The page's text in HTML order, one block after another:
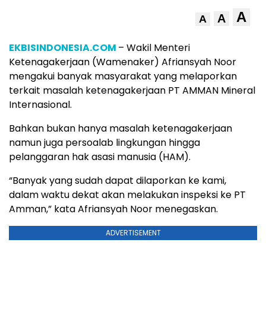
A A A
EKBISINDONESIA.COM – Wakil Menteri
Ketenagakerjaan (Wamenaker) Afriansyah Noor
mengakui banyak masyarakat yang melaporkan
terkait masalah ketenagakerjaan PT AMMAN Mineral
Internasional.
Bahkan bukan hanya masalah ketenagakerjaan
namun juga persoalab lingkungan hingga
pelanggaran hak asasi manusia (HAM).
“Banyak yang sudah dapat dilaporkan ke kami,
dalam waktu dekat akan melakukan inspeksi ke PT
Amman,” kata Afriansyah Noor menegaskan.
ADVERTISEMENT